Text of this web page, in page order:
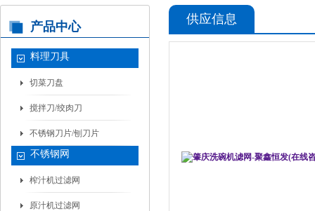
产品中心
料理刀具
切菜刀盘
搅拌刀/绞肉刀
不锈钢刀片/刨刀片
不锈钢网
榨汁机过滤网
原汁机过滤网
供应信息